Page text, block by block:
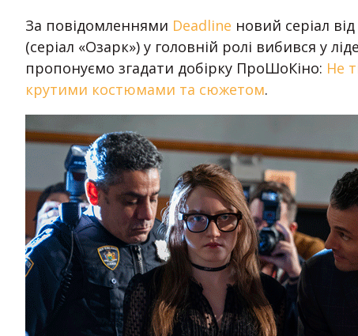
За повідомленнями Deadline новий серіал
(серіал «Озарк») у головній ролі вибився у
пропонуємо згадати добірку ПроШоКіно: Не
крутими костюмами та сюжетом.